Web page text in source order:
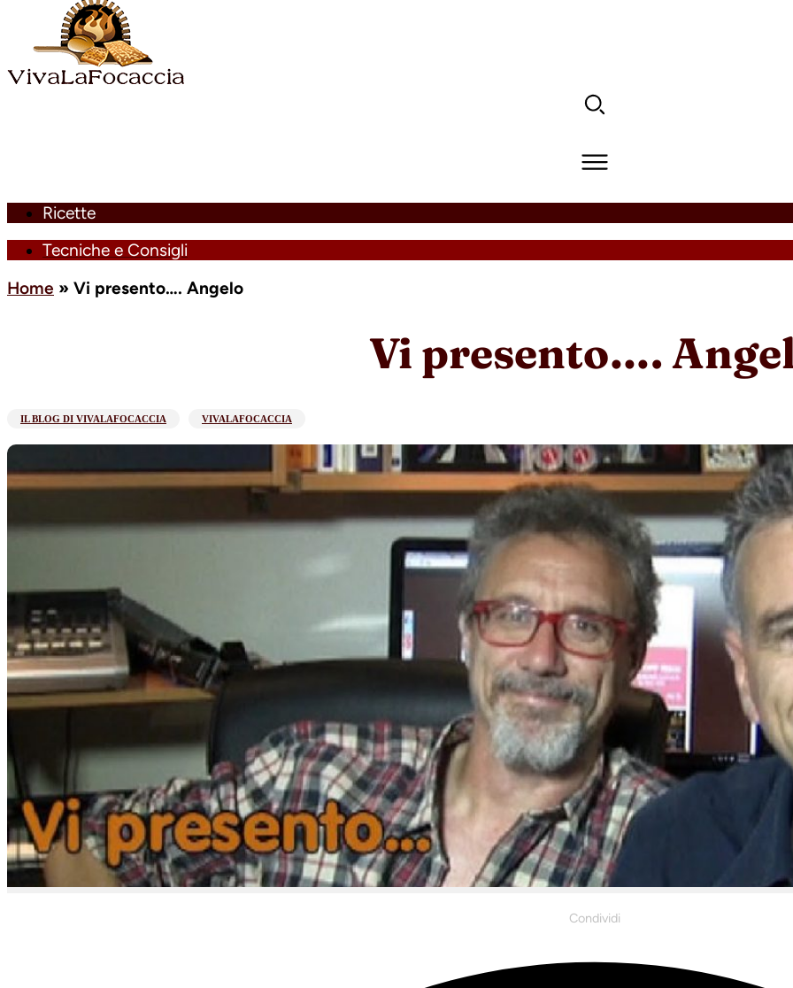
Ricette
Tecniche e Consigli
Home » Vi presento…. Angelo
Vi presento….
IL BLOG DI VIVALAFOCACCIA VIVALAFOCACCIA
Condividi